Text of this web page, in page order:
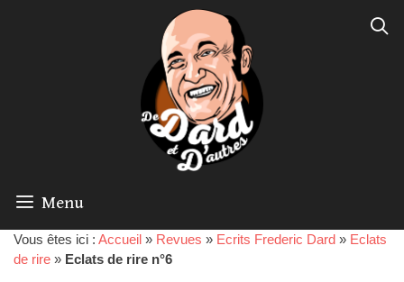
Menu
Vous êtes ici : Accueil » Revues » Ecrits Frederic Dard » Eclats
de rire » Eclats de rire n°6